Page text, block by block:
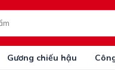
Gương chiếu hậu